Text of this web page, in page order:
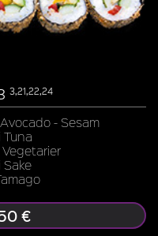
3,21,22,24
- Sesam
Tuna
Sake
€